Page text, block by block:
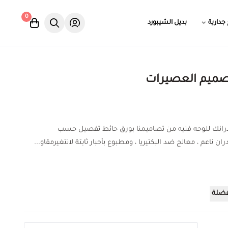
جدارية بديل الشيبورد
0
العصيرات
للوحه فنيه من تصاميمنا بورق حائط تفصيل حسب
ناعم ، معالج ضد البكتيريا ، ومطبوع بأحبار ثابتة لاتتغيرمقاو...